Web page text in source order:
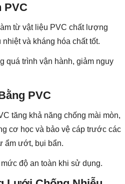
PVC
từ vật liệu PVC chất lượng
và kháng hóa chất tốt.
quá trình vận hành, giảm nguy
PVC
tăng khả năng chống mài mòn,
cơ học và bảo vệ cáp trước các
ẩm ướt, bụi bẩn.
độ an toàn khi sử dụng.